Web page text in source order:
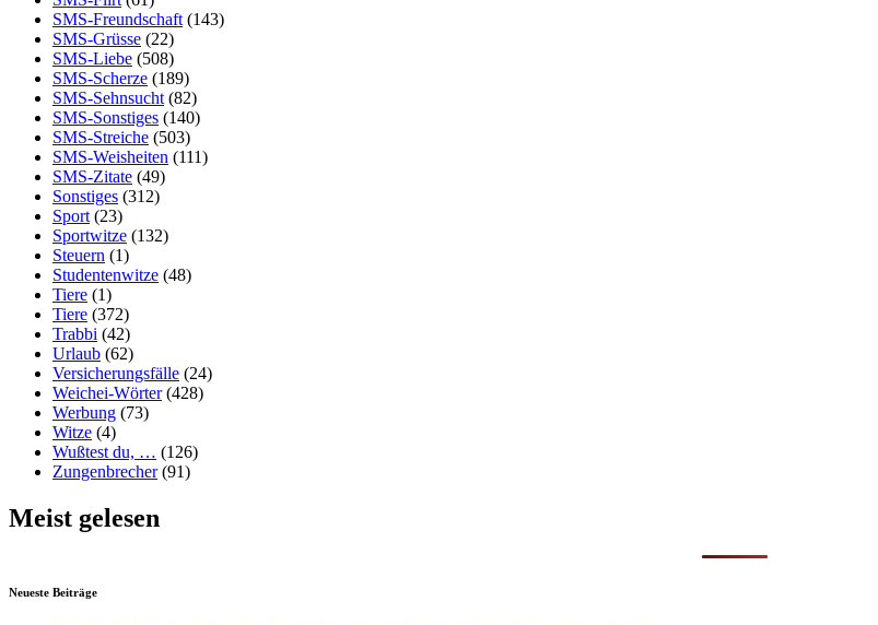
SMS-Freundschaft(143)
SMS-Grüsse (22)
SMS-Liebe (508)
SMS-Scherze (189)
SMS-Sehnsucht(82)
SMS-Sonstiges (140)
SMS-Streiche (503)
SMS-Weisheiten (111)
SMS-Zitate (49)
Sonstiges (312)
Sport(23)
Sportwitze (132)
Steuern (1)
Studentenwitze (48)
Tiere (1)
Tiere (372)
Trabbi (42)
Urlaub (62)
Versicherungsfälle (24)
Weichei-Wörter(428)
Werbung (73)
Witze (4)
Wußtest du, … (126)
Zungenbrecher(91)
Meist gelesen
Neueste Beiträge